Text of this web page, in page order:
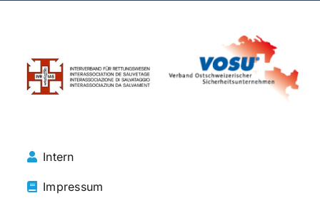
Intern
Impressum